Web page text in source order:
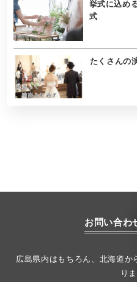
挙式に込め
式
たくさんの
お問い合わ
広島県内はもちろん、北海道
り